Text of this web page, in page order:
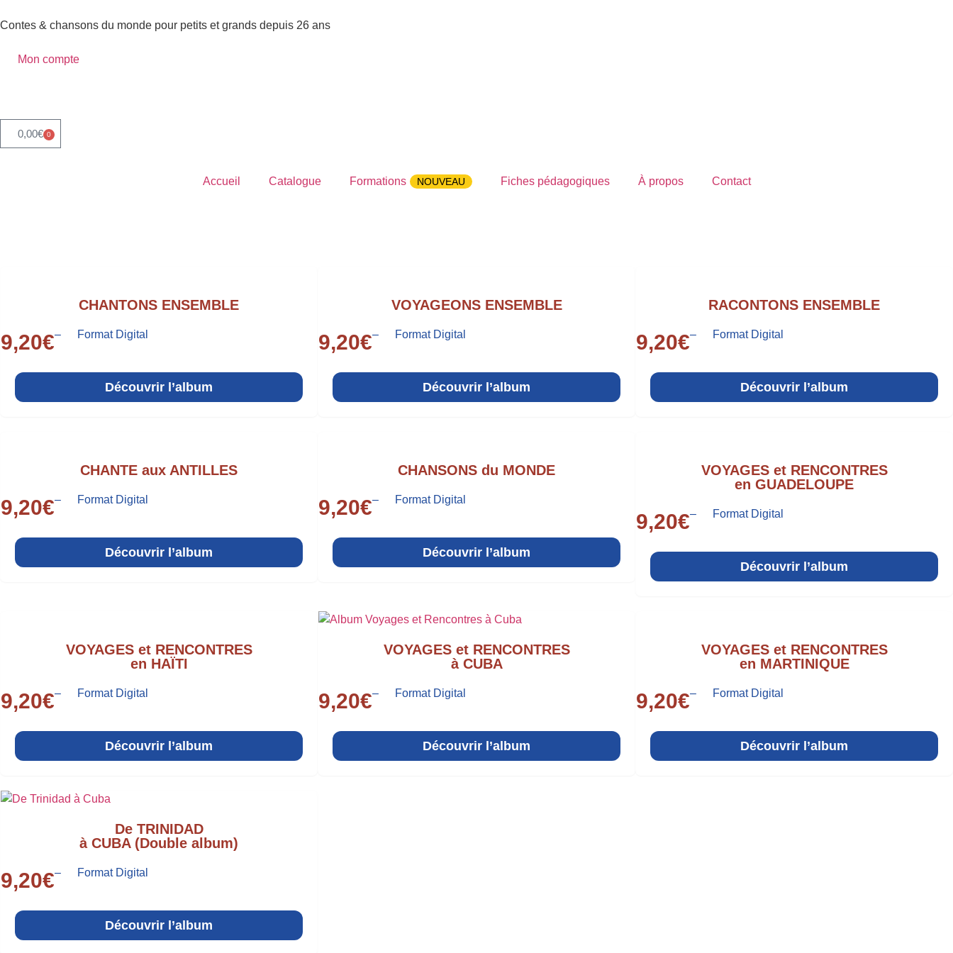
Contes & chansons du monde pour petits et grands depuis 26 ans
Mon compte
0,00€ 0
Accueil Catalogue Formations NOUVEAU Fiches pédagogiques À propos Contact
CHANTONS ENSEMBLE
9,20€– Format Digital
Découvrir l’album
VOYAGEONS ENSEMBLE
9,20€– Format Digital
Découvrir l’album
RACONTONS ENSEMBLE
9,20€– Format Digital
Découvrir l’album
CHANTE aux ANTILLES
9,20€– Format Digital
Découvrir l’album
CHANSONS du MONDE
9,20€– Format Digital
Découvrir l’album
VOYAGES et RENCONTRES
en GUADELOUPE
9,20€– Format Digital
Découvrir l’album
VOYAGES et RENCONTRES
en HAÏTI
9,20€– Format Digital
Découvrir l’album
VOYAGES et RENCONTRES
à CUBA
9,20€– Format Digital
Découvrir l’album
VOYAGES et RENCONTRES
en MARTINIQUE
9,20€– Format Digital
Découvrir l’album
De TRINIDAD
à CUBA (Double album)
9,20€– Format Digital
Découvrir l’album